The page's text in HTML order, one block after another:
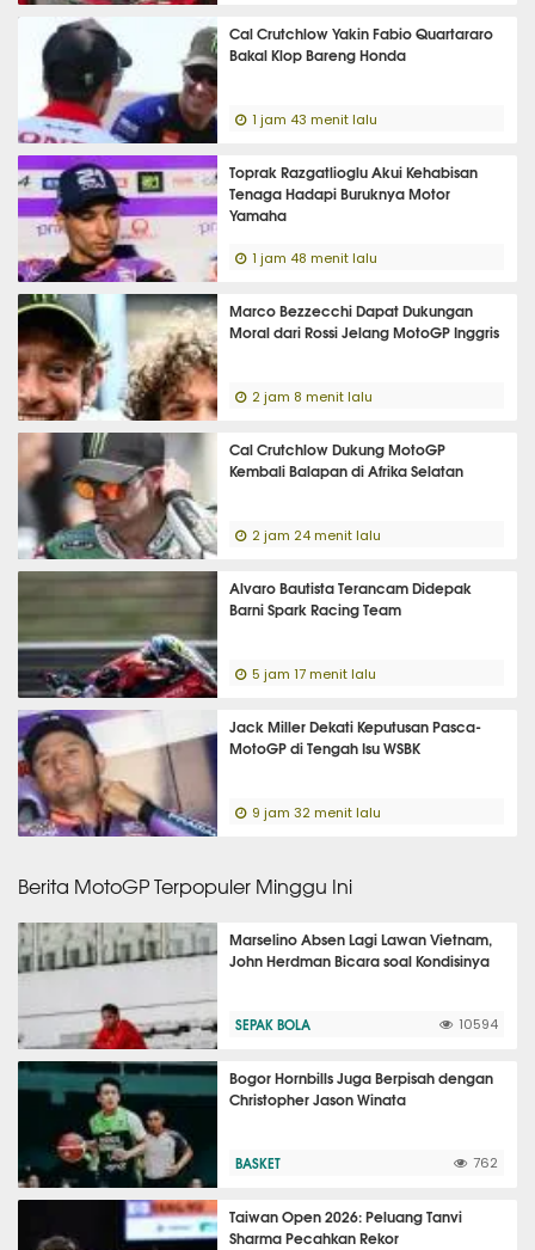
Cal Crutchlow Yakin Fabio Quartararo
Bakal Klop Bareng Honda
1 jam 43 menit lalu
Toprak Razgatlioglu Akui Kehabisan
Tenaga Hadapi Buruknya Motor
Yamaha
1 jam 48 menit lalu
Marco Bezzecchi Dapat Dukungan
Moral dari Rossi Jelang MotoGP Inggris
2 jam 8 menit lalu
Cal Crutchlow Dukung MotoGP
Kembali Balapan di Afrika Selatan
2 jam 24 menit lalu
Alvaro Bautista Terancam Didepak
Barni Spark Racing Team
5 jam 17 menit lalu
Jack Miller Dekati Keputusan Pasca-
MotoGP di Tengah Isu WSBK
9 jam 32 menit lalu
Berita MotoGP Terpopuler Minggu Ini
Marselino Absen Lagi Lawan Vietnam,
John Herdman Bicara soal Kondisinya
SEPAK BOLA 10594
Bogor Hornbills Juga Berpisah dengan
Christopher Jason Winata
BASKET 762
Taiwan Open 2026: Peluang Tanvi
Sharma Pecahkan Rekor